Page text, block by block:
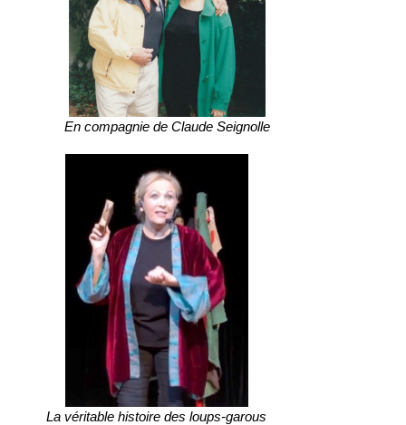
En compagnie de Claude Seignolle
La véritable histoire des loups-garous